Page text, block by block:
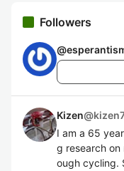
Followers
@
Kizen@
I am a 65
g research
ough cycling.